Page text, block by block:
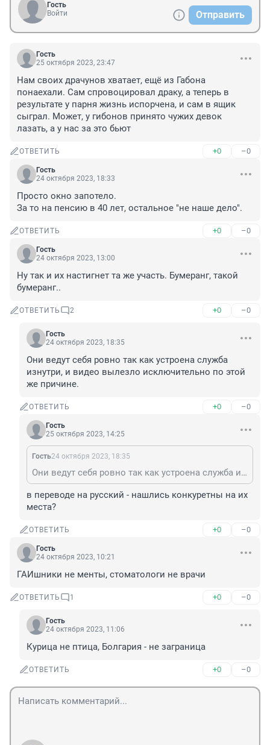
Гость
Войти
Отправить
Гость
25 октября 2023, 23:47
Нам своих драчунов хватает, ещё из Габона
понаехали. Сам спровоцировал драку, а теперь в
результате у парня жизнь испорчена, и сам в ящик
сыграл. Может, у гибонов принято чужих девок
лазать, а у нас за это бьют
ОТВЕТИТЬ +0 –0
Гость
24 октября 2023, 18:33
Просто окно запотело.
За то на пенсию в 40 лет, остальное "не наше дело".
ОТВЕТИТЬ +0 –0
Гость
24 октября 2023, 13:00
Ну так и их настигнет та же участь. Бумеранг, такой
бумеранг..
ОТВЕТИТЬ 2 +0 –0
Гость
24 октября 2023, 18:35
Они ведут себя ровно так как устроена служба
изнутри, и видео вылезло исключительно по этой
же причине.
ОТВЕТИТЬ +0 –0
Гость
25 октября 2023, 14:25
Гость24 октября 2023, 18:35
Они ведут себя ровно так как устроена служба изнутри, и видео вылезло исключительно по этой же причине.
в переводе на русский - нашлись конкуретны на их
места?
ОТВЕТИТЬ +0 –0
Гость
24 октября 2023, 10:21
ГАИшники не менты, стоматологи не врачи
ОТВЕТИТЬ 1 +0 –0
Гость
24 октября 2023, 11:06
Курица не птица, Болгария - не заграница
ОТВЕТИТЬ +0 –0